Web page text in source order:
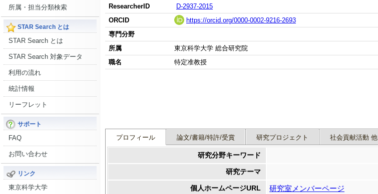
所属・担当分類検索
STAR Search とは
STAR Search とは
STAR Search 対象データ
利用の流れ
統計情報
リーフレット
サポート
FAQ
お問い合わせ
リンク
東京科学大学
ResearcherID
D-2937-2015
ORCID
https://orcid.org/0000-0002-9216-2693
専門分野
所属
東京科学大学 総合研究院
職名
特定准教授
プロフィール 論文/書籍/特許/受賞 研究プロジェクト 社会貢献活動 他
研究分野キーワード
研究テーマ
個人ホームページURL 研究室メンバーページ